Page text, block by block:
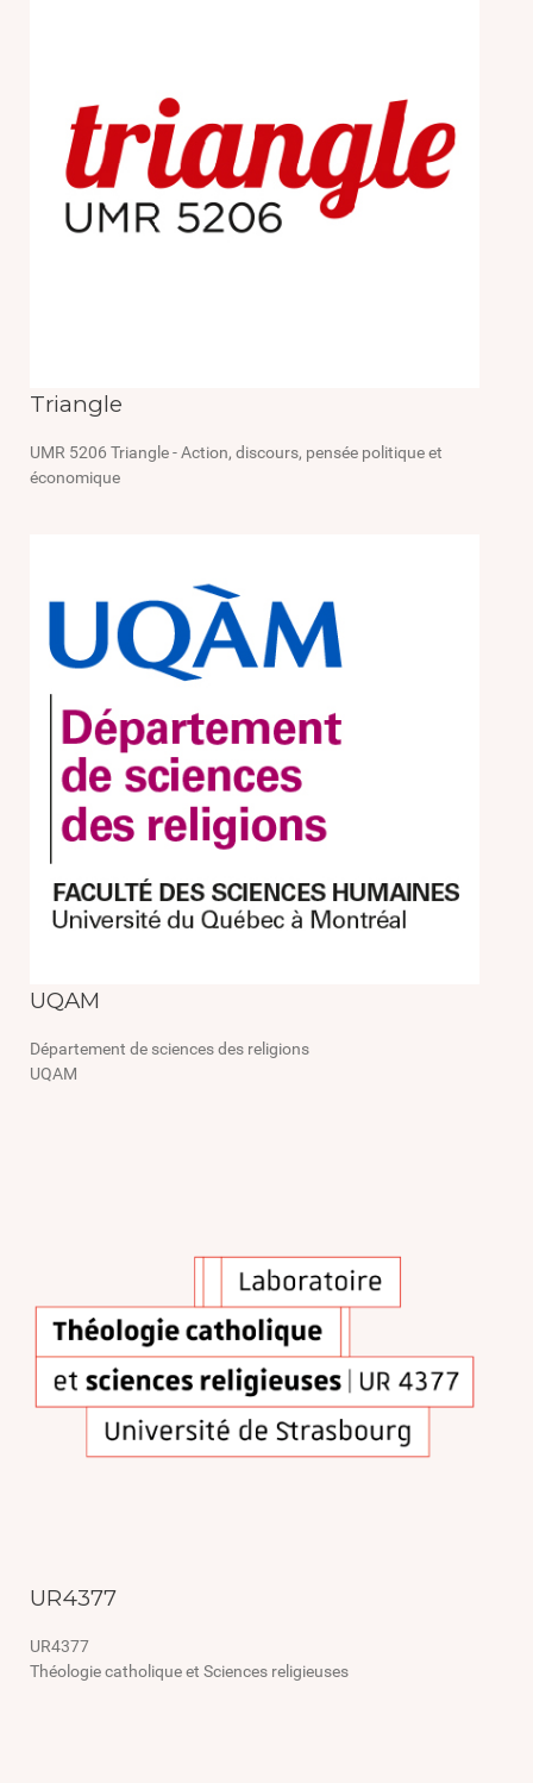
Triangle
UMR 5206 Triangle - Action, discours, pensée politique et
économique
UQAM
Département de sciences des religions
UQAM
UR4377
UR4377
Théologie catholique et Sciences religieuses